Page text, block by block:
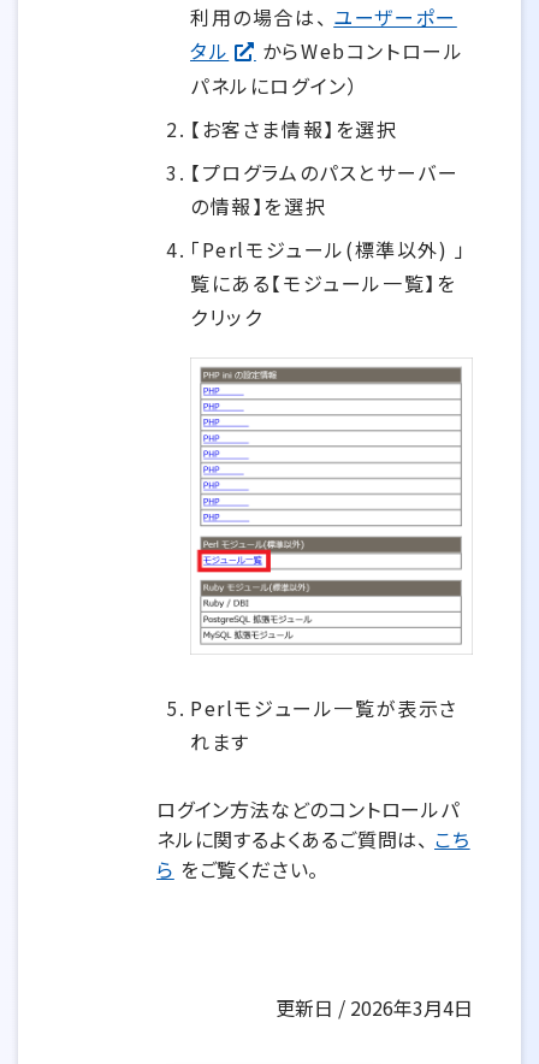
利用の場合は、 ユーザーポー
タル
からWebコントロール
パネルにログイン）
【お客さま情報】を選択
【プログラムのパスとサーバー
の情報】を選択
「Perlモジュール(標準以外) 」
覧にある【モジュール一覧】を
クリック
Perlモジュール一覧が表示さ
れます
ログイン方法などのコントロールパ
ネルに関するよくあるご質問は、 こち
ら をご覧ください。
更新日 / 2026年3月4日